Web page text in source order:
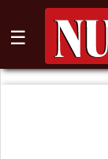
☰
⌕